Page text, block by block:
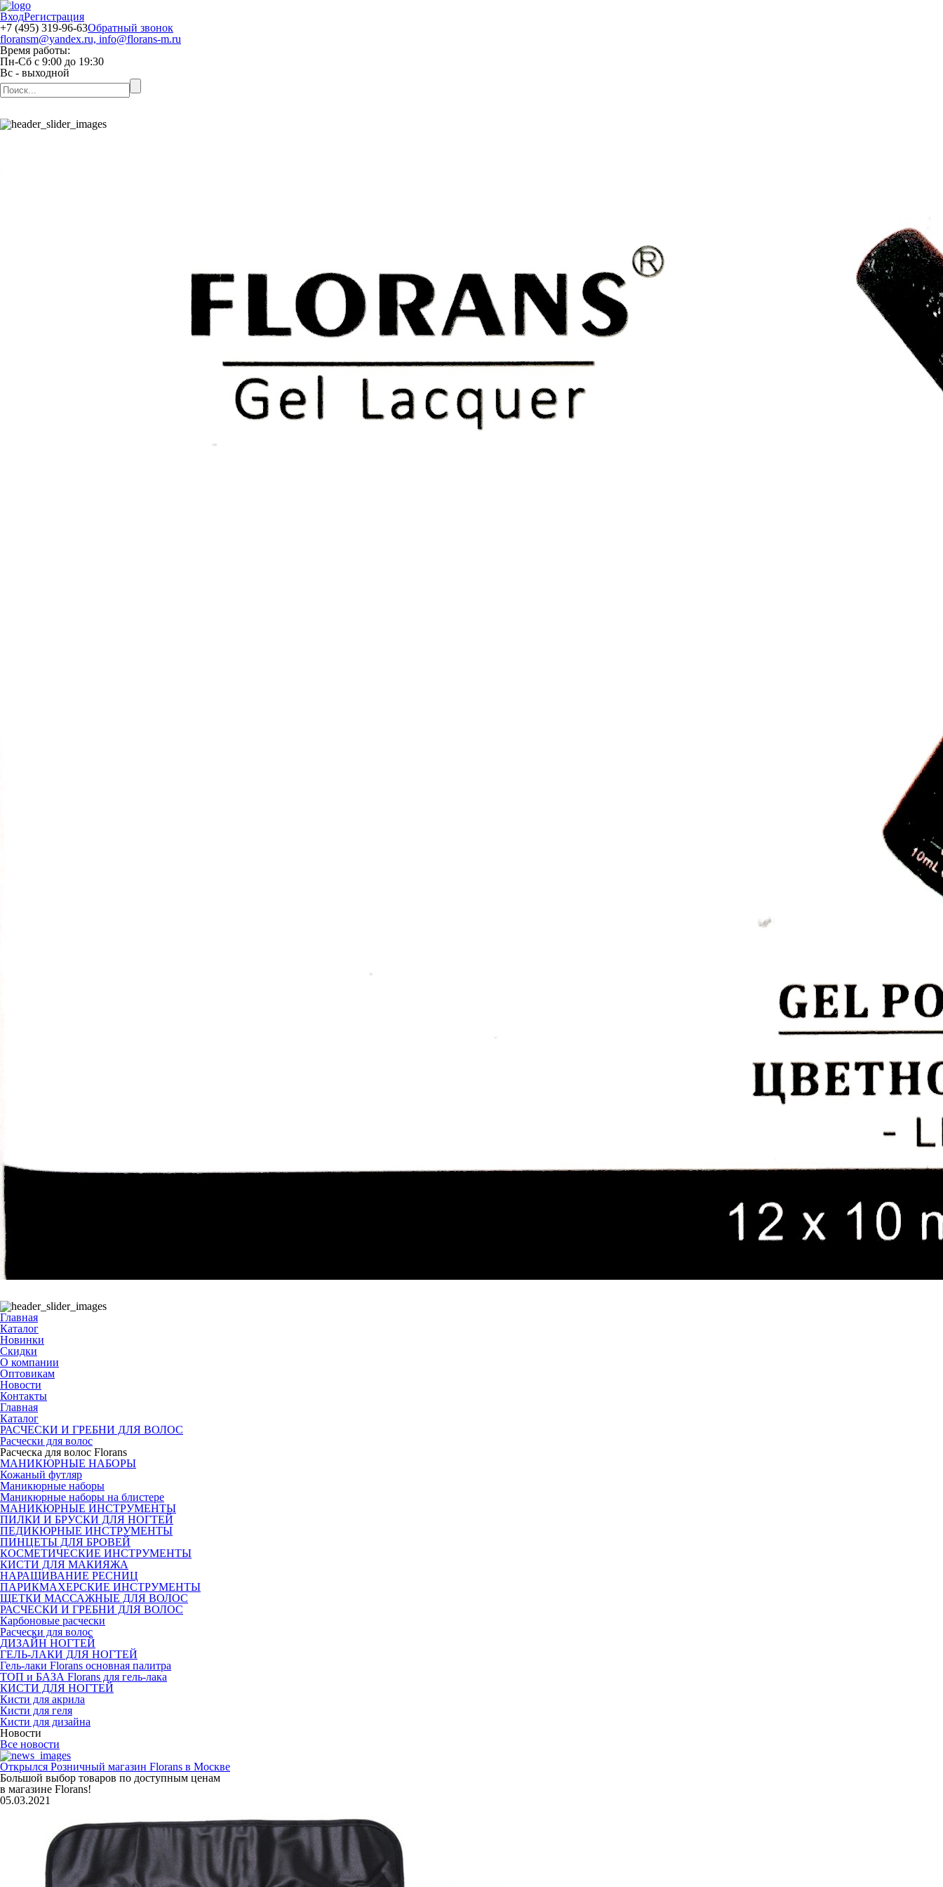
ВходРегистрация
+7 (495) 319-96-63Обратный звонок
floransm@yandex.ru, info@florans-m.ru
Время работы:
Пн-Сб с 9:00 до 19:30
Вс - выходной
Главная
Каталог
Новинки
Скидки
О компании
Оптовикам
Новости
Контакты
Главная
Каталог
РАСЧЕСКИ И ГРЕБНИ ДЛЯ ВОЛОС
Расчески для волос
Расческа для волос Florans
МАНИКЮРНЫЕ НАБОРЫ
Кожаный футляр
Маникюрные наборы
Маникюрные наборы на блистере
МАНИКЮРНЫЕ ИНСТРУМЕНТЫ
ПИЛКИ И БРУСКИ ДЛЯ НОГТЕЙ
ПЕДИКЮРНЫЕ ИНСТРУМЕНТЫ
ПИНЦЕТЫ ДЛЯ БРОВЕЙ
КОСМЕТИЧЕСКИЕ ИНСТРУМЕНТЫ
КИСТИ ДЛЯ МАКИЯЖА
НАРАЩИВАНИЕ РЕСНИЦ
ПАРИКМАХЕРСКИЕ ИНСТРУМЕНТЫ
ЩЕТКИ МАССАЖНЫЕ ДЛЯ ВОЛОС
РАСЧЕСКИ И ГРЕБНИ ДЛЯ ВОЛОС
Карбоновые расчески
Расчески для волос
ДИЗАЙН НОГТЕЙ
ГЕЛЬ-ЛАКИ ДЛЯ НОГТЕЙ
Гель-лаки Florans основная палитра
ТОП и БАЗА Florans для гель-лака
КИСТИ ДЛЯ НОГТЕЙ
Кисти для акрила
Кисти для геля
Кисти для дизайна
Новости
Все новости
Открылся Розничный магазин Florans в Москве
Большой выбор товаров по доступным ценам
в магазине Florans!
05.03.2021